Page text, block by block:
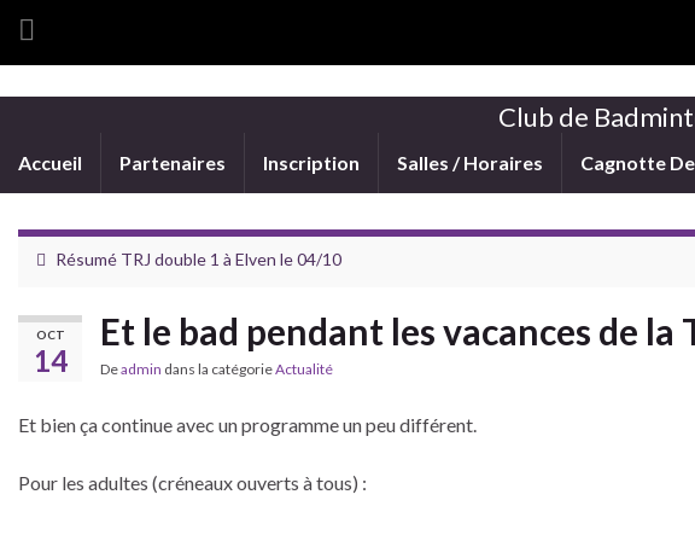
Club de
Accueil Partenaires Inscription Salles / Horaires Cagnotte
Résumé TRJ double 1 à Elven le 04/10
OCT
14
Et le bad pendant les vacances de la
Deadmin dans la catégorieActualité
Et bien ça continue avec un programme un peu différent.
Pour les adultes (créneaux ouverts à tous) :